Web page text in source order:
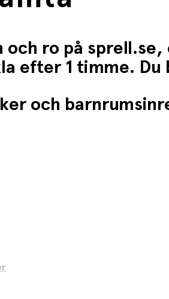
och ro på
efter 1 timme.
och